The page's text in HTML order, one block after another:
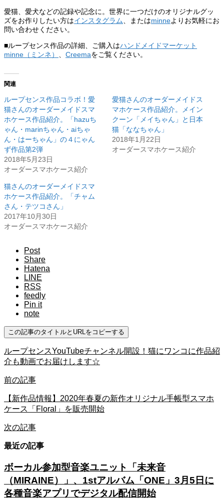
愛猫、愛犬などの記録や記念に。世界に一つだけのオリジナルグッ
ズをお作りしたい方はインスタグラム 、またはminneよりお気軽にお
問い合わせください。
■ループセンス作品の詳細、ご購入はハンドメイドマーケット
minne（ミンネ）
Creemaをご覧ください。
関連
ループセンス作品コラボ！愛
猫さんのオーダーメイドスマ
ホケース作品紹介。「hazuち
ゃん・marinちゃん・aiちゃ
ん・はーちゃん」の４にゃん
ず作品第2弾
2018年5月23日
オーダースマホケース紹介
愛猫さんのオーダーメイドス
マホケース作品紹介。メイン
クーン「メイちゃん」と日本
猫「ななちゃん」
2018年1月22日
オーダースマホケース紹介
猫さんのオーダーメイドスマ
ホケース作品紹介。「チャム
さん・テツコさん」
2017年10月30日
オーダースマホケース紹介
Post
Share
Hatena
LINE
RSS
feedly
Pin it
note
この記事のタイトルとURLをコピーする
ループセンスYouTubeチャンネル開設！猫にワンコに作品紹
介も動画でお届けします☆
前の記事
【新作品情報】2020年春夏の新作オリジナル手帳型スマホ
ケース「Floral」を販売開始
次の記事
最近の記事
ボーカル参加型音楽ユニット「未来音
（MIRAINE）」、1stアルバム「ONE」3月5日に
各種音楽アプリでデジタル配信開始